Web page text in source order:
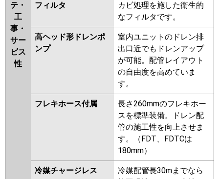
テ・
工
事・
サー
ビス
性
フィルタ
カビ処理を施した衛生的
なフィルタです。
高ヘッド形ドレンポ
ンプ
室内ユニットのドレン排
出口近でもドレンアップ
が可能。配管レイアウト
の自由度を高めていま
す。
フレキホース付属
長さ260mmのフレキホー
スを標準装備。ドレン配
管の施工性を向上させま
す。（FDT、FDTCは
180mm）
冷媒チャージレス
冷媒配管長30mまでなら